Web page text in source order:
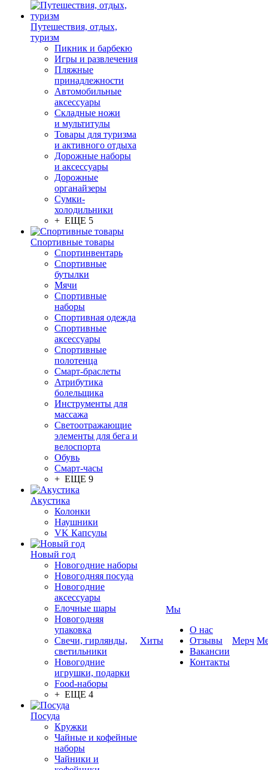
Путешествия, отдых,
туризм
Пикник и барбекю
Игры и развлечения
Пляжные
принадлежности
Автомобильные
аксессуары
Складные ножи
и мультитулы
Товары для туризма
и активного отдыха
Дорожные наборы
и аксессуары
Дорожные
органайзеры
Сумки-
холодильники
+ ЕЩЕ 5
Спортивные товары
Спортинвентарь
Спортивные
бутылки
Мячи
Спортивные
наборы
Спортивная одежда
Спортивные
аксессуары
Спортивные
полотенца
Смарт-браслеты
Атрибутика
болельщика
Инструменты для
массажа
Светоотражающие
элементы для бега и
велоспорта
Обувь
Смарт-часы
+ ЕЩЕ 9
Акустика
Колонки
Наушники
VK Капсулы
Новый год
Новогодние наборы
Новогодняя посуда
Новогодние
аксессуары
Елочные шары
Новогодняя
упаковка
Свечи, гирлянды,
светильники
Новогодние
игрушки, подарки
Food-наборы
+ ЕЩЕ 4
Посуда
Кружки
Чайные и кофейные
наборы
Чайники и
Хиты
Мы
О нас
Отзывы
Вакансии
Контакты
Мерч